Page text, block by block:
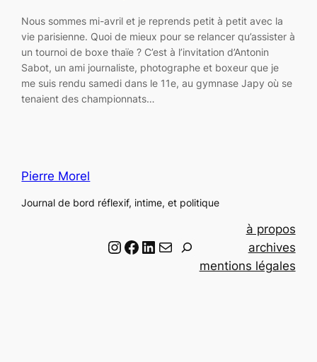
Nous sommes mi-avril et je reprends petit à petit avec la
vie parisienne. Quoi de mieux pour se relancer qu’assister à
un tournoi de boxe thaïe ? C’est à l’invitation d’Antonin
Sabot, un ami journaliste, photographe et boxeur que je
me suis rendu samedi dans le 11e, au gymnase Japy où se
tenaient des championnats…
Pierre Morel
Journal de bord réflexif, intime, et politique
Instagram Facebook LinkedIn Email
à propos
archives
mentions légales